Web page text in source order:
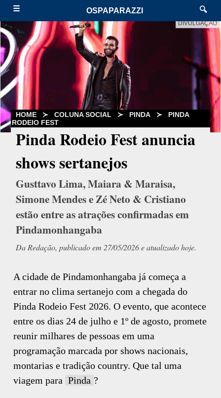
☰ OSPAPARAZZI 🔍
DIVULGAÇÃO
HOME ≻ COLUNA SOCIAL ≻ PINDA ≻
PINDA
RODEIO FEST
Pinda Rodeio Fest anuncia
shows sertanejos
Gusttavo Lima, Maiara & Maraisa,
Simone Mendes e Zé Neto & Cristiano
estão entre as atrações confirmadas em
Pindamonhangaba
Da Redação, publicado em 27/05/2026 e atualizado hoje.
A cidade de Pindamonhangaba já começa a
entrar no clima sertanejo com a chegada do
Pinda Rodeio Fest 2026. O evento, que acontece
entre os dias 24 de julho e 1º de agosto, promete
reunir milhares de pessoas em uma
programação marcada por shows nacionais,
montarias e tradição country. Que tal uma
viagem para Pinda ?